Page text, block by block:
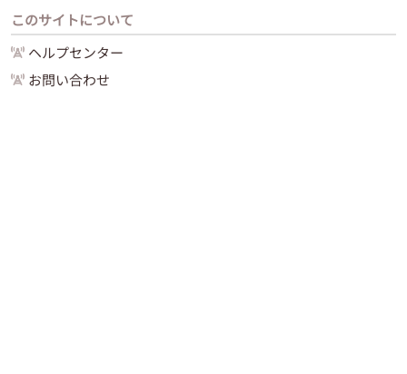
このサイトについて
ヘルプセンター
お問い合わせ